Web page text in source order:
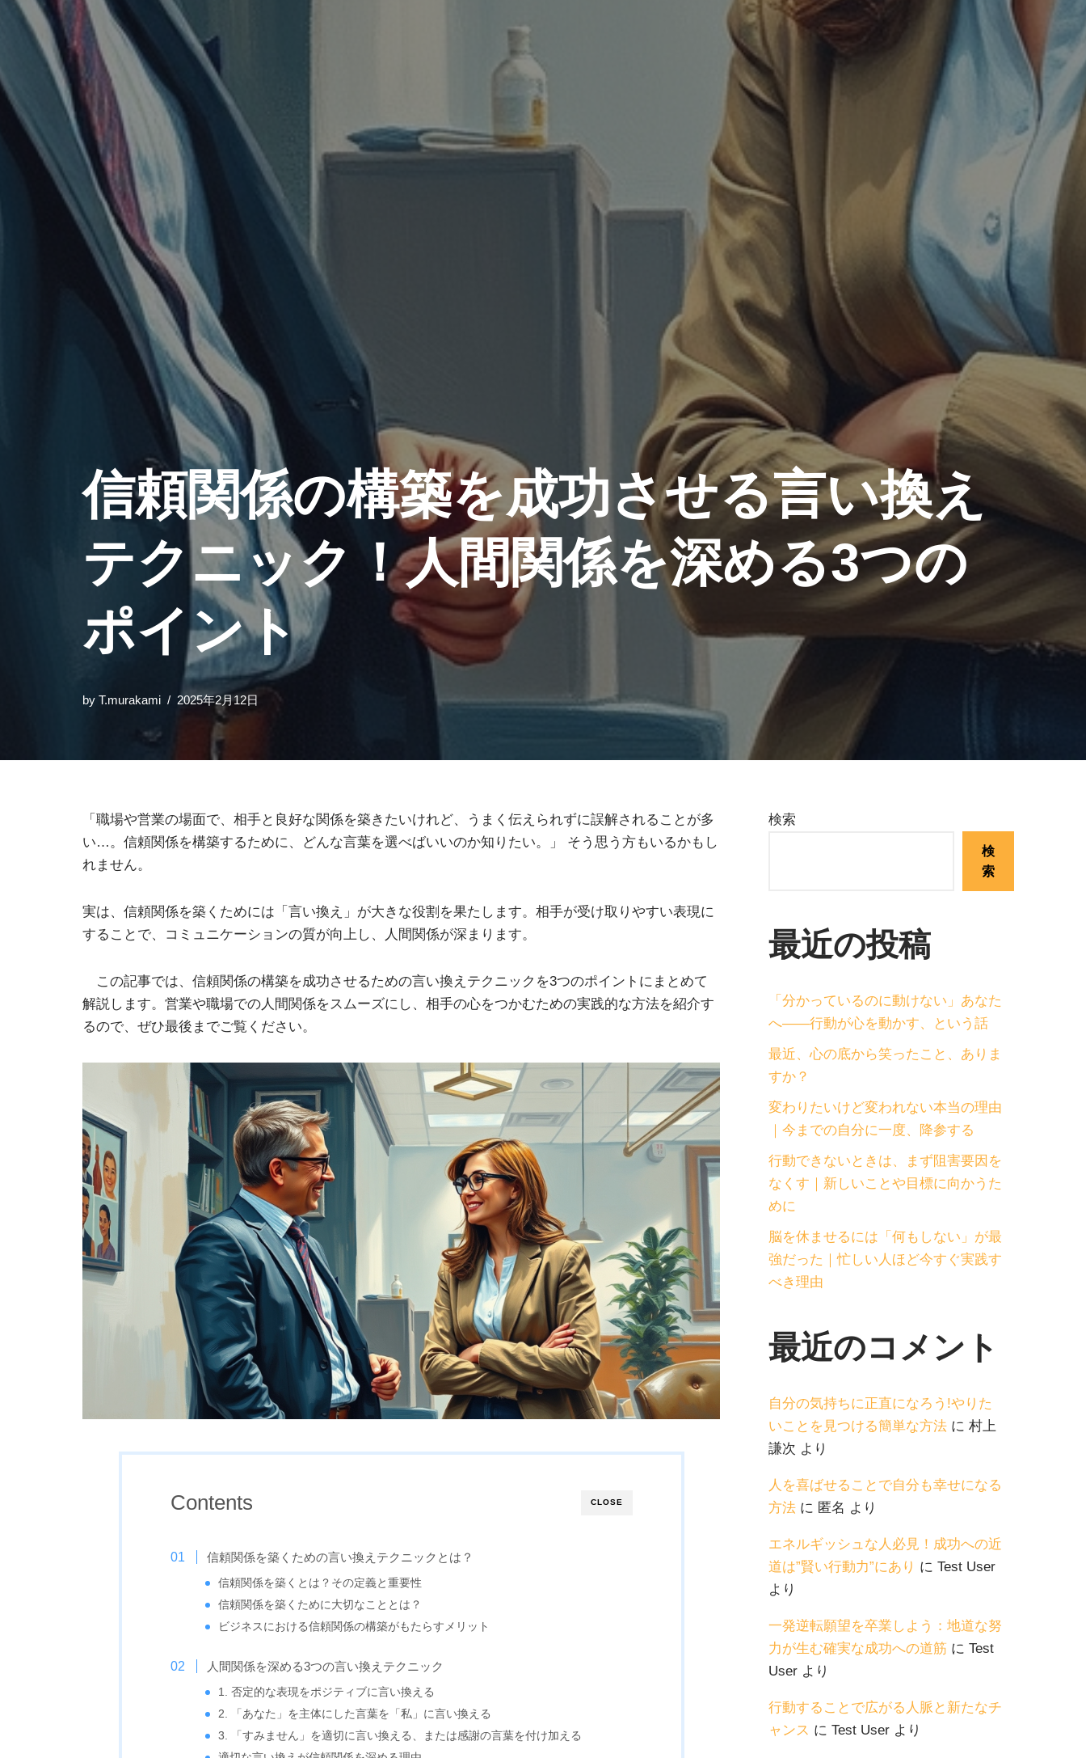
信頼関係の構築を成功させる言い換え
テクニック！人間関係を深める3つの
ポイント
by T.murakami 2025年2月12日
「職場や営業の場面で、相手と良好な関係を築きたいけれど、うまく伝えられずに誤解されることが多
い…。信頼関係を構築するために、どんな言葉を選べばいいのか知りたい。」 そう思う方もいるかもし
れません。
実は、信頼関係を築くためには「言い換え」が大きな役割を果たします。相手が受け取りやすい表現に
することで、コミュニケーションの質が向上し、人間関係が深まります。
この記事では、信頼関係の構築を成功させるための言い換えテクニックを3つのポイントにまとめて
解説します。営業や職場での人間関係をスムーズにし、相手の心をつかむための実践的な方法を紹介す
るので、ぜひ最後までご覧ください。
CLOSE
Contents
信頼関係を築くための言い換えテクニックとは？
信頼関係を築くとは？その定義と重要性
信頼関係を築くために大切なこととは？
ビジネスにおける信頼関係の構築がもたらすメリット
人間関係を深める3つの言い換えテクニック
1. 否定的な表現をポジティブに言い換える
2. 「あなた」を主体にした言葉を「私」に言い換える
3. 「すみません」を適切に言い換える、または感謝の言葉を付け加える
検索
検
索
最近の投稿
「分かっているのに動けない」あなた
へ——行動が心を動かす、という話
最近、心の底から笑ったこと、ありま
すか？
変わりたいけど変われない本当の理由
｜今までの自分に一度、降参する
行動できないときは、まず阻害要因を
なくす｜新しいことや目標に向かうた
めに
脳を休ませるには「何もしない」が最
強だった｜忙しい人ほど今すぐ実践す
べき理由
最近のコメント
自分の気持ちに正直になろう!やりた
いことを見つける簡単な方法 に 村上
謙次 より
人を喜ばせることで自分も幸せになる
方法 に 匿名 より
エネルギッシュな人必見！成功への近
道は”賢い行動力”にあり に Test User
より
一発逆転願望を卒業しよう：地道な努
力が生む確実な成功への道筋 に Test
User より
行動することで広がる人脈と新たなチ
ャンス に Test User より